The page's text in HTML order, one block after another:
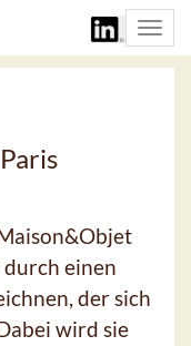
einen
der sich
wird sie